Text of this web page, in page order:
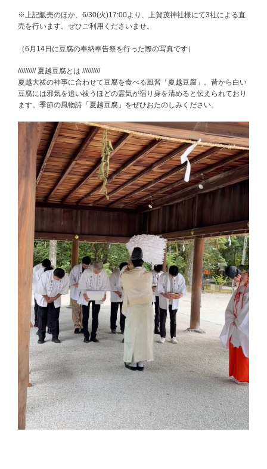
※上記販売のほか、6/30(火)17:00より、上賀茂神社様にて3社による直
売を行います。ぜひご利用くださいませ。
（6月14日に豆腐の奉納奉告祭を行った際の写真です）
////////// 夏越豆腐とは //////////
夏越大祓の神事に合わせて豆腐を食べる風習「夏越豆腐」。昔から白い
豆腐には邪気を追い祓うほどの霊気が宿り身を清めると伝えられており
ます。季節の風物詩「夏越豆腐」をぜひおたのしみください。